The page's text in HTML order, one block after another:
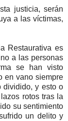
justicia, serán
a las víctimas,
Restaurativa es
a las personas
se han visto
en vano siempre
dividido, y esto o
rotos tras la
su sentimiento
un delito y